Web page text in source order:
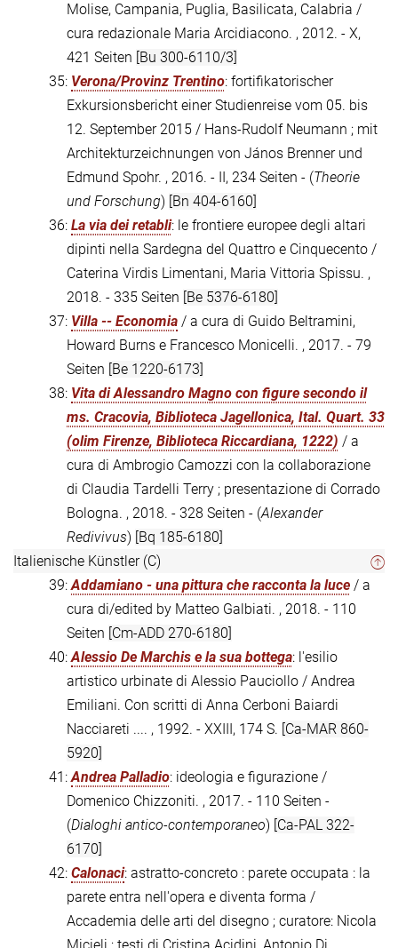
Molise, Campania, Puglia, Basilicata, Calabria /
cura redazionale Maria Arcidiacono. , 2012. - X,
421 Seiten [Bu 300-6110/3]
35: Verona/Provinz Trentino: fortifikatorischer
Exkursionsbericht einer Studienreise vom 05. bis
12. September 2015 / Hans-Rudolf Neumann ; mit
Architekturzeichnungen von János Brenner und
Edmund Spohr. , 2016. - II, 234 Seiten - (Theorie
und Forschung) [Bn 404-6160]
36: La via dei retabli: le frontiere europee degli altari
dipinti nella Sardegna del Quattro e Cinquecento /
Caterina Virdis Limentani, Maria Vittoria Spissu. ,
2018. - 335 Seiten [Be 5376-6180]
37: Villa -- Economia / a cura di Guido Beltramini,
Howard Burns e Francesco Monicelli. , 2017. - 79
Seiten [Be 1220-6173]
38: Vita di Alessandro Magno con figure secondo il
ms. Cracovia, Biblioteca Jagellonica, Ital. Quart. 33
(olim Firenze, Biblioteca Riccardiana, 1222) / a
cura di Ambrogio Camozzi con la collaborazione
di Claudia Tardelli Terry ; presentazione di Corrado
Bologna. , 2018. - 328 Seiten - (Alexander
Redivivus) [Bq 185-6180]
Italienische Künstler (C)
39:Addamiano - una pittura che racconta la luce / a
cura di/edited by Matteo Galbiati. , 2018. - 110
Seiten [Cm-ADD 270-6180]
40:Alessio De Marchis e la sua bottega: l'esilio
artistico urbinate di Alessio Pauciollo / Andrea
Emiliani. Con scritti di Anna Cerboni Baiardi
Nacciareti .... , 1992. - XXIII, 174 S. [Ca-MAR 860-
5920]
41:Andrea Palladio: ideologia e figurazione /
Domenico Chizzoniti. , 2017. - 110 Seiten -
(Dialoghi antico-contemporaneo) [Ca-PAL 322-
6170]
42: Calonaci: astratto-concreto : parete occupata : la
parete entra nell'opera e diventa forma /
Accademia delle arti del disegno ; curatore: Nicola